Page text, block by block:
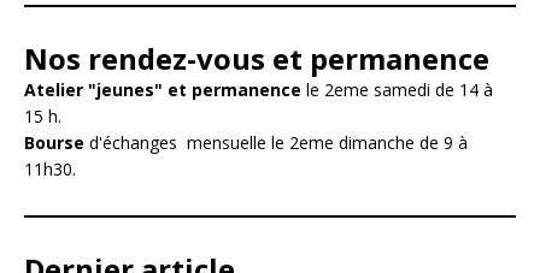
Nos rendez-vous et permanence
Atelier "jeunes" et permanence le 2eme samedi de 14 à
15 h.
Bourse d'échanges mensuelle le 2eme dimanche de 9 à
11h30.